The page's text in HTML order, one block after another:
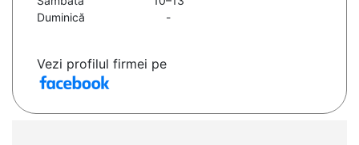
Duminică
-
Vezi profilul firmei pe